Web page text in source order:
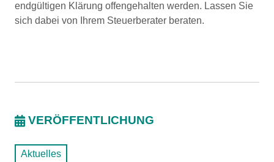
endgültigen Klärung offengehalten werden. Lassen Sie
sich dabei von Ihrem Steuerberater beraten.
VERÖFFENTLICHUNG
Aktuelles